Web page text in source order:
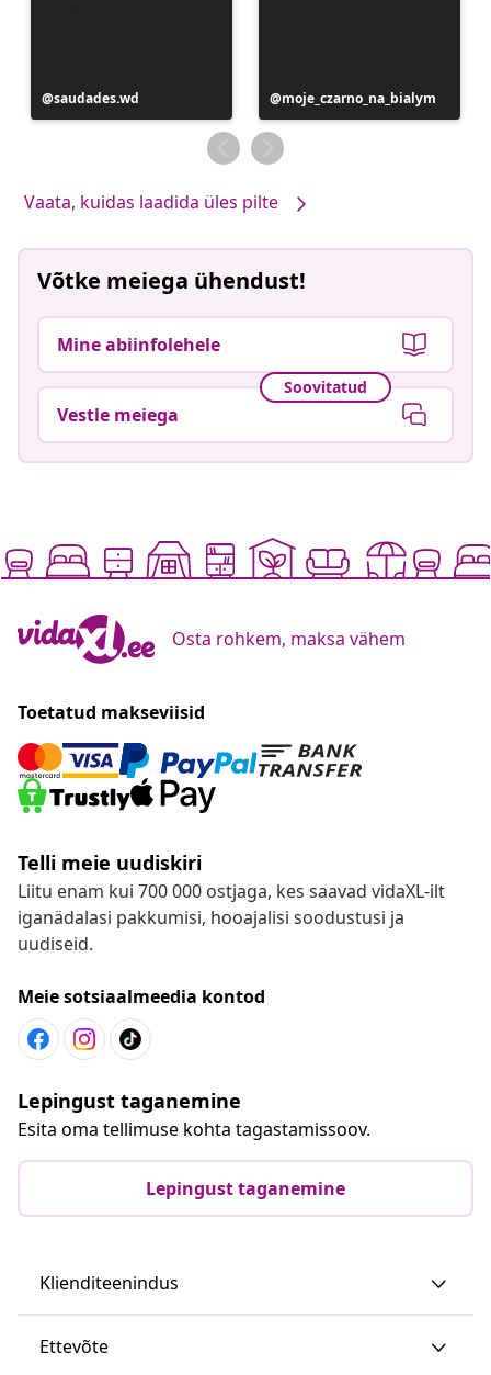
Postitus
avaldatud
saudades.wd
Postitus
avaldatud
moje_czarno_na_bialym
Vaata, kuidas laadida üles pilte
Võtke meiega ühendust!
Mine abiinfolehele
Soovitatud
Vestle meiega
Osta rohkem, maksa vähem
Toetatud makseviisid
Telli meie uudiskiri
Liitu enam kui 700 000 ostjaga, kes saavad vidaXL-ilt
iganädalasi pakkumisi, hooajalisi soodustusi ja
uudiseid.
Meie sotsiaalmeedia kontod
Lepingust taganemine
Esita oma tellimuse kohta tagastamissoov.
Lepingust taganemine
Klienditeenindus
Ettevõte